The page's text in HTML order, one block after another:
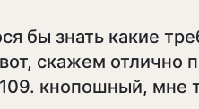
бы знать какие
скажем отлично
кнопошный, мне